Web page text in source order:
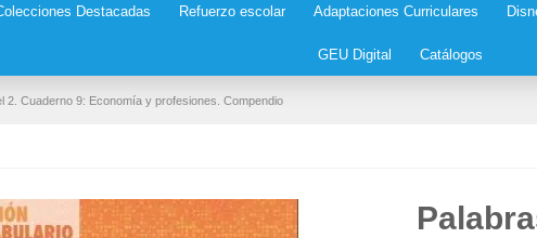
Destacadas Refuerzo escolar Adaptaciones Curriculares
GEU Digital Catálogos
2. Cuaderno 9: Economía y profesiones. Compendio